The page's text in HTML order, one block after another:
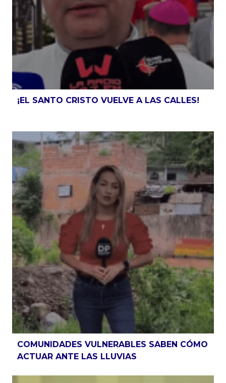
¡EL SANTO CRISTO VUELVE A LAS CALLES!
COMUNIDADES VULNERABLES SABEN CÓMO
ACTUAR ANTE LAS LLUVIAS